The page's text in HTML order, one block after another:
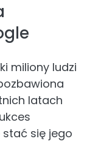
miliony ludzi
latach
się jego